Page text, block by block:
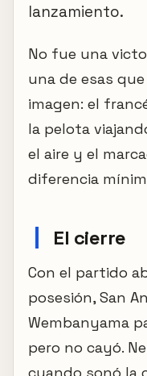
lanzamiento.
No fue una
una de esas
imagen: el
la pelota
el aire y el
diferencia
El cierre
Con el partido
posesión, San
Wembanyama
pero no cayó.